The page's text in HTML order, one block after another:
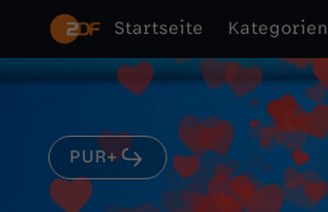
Startseite Kategorien
PUR+